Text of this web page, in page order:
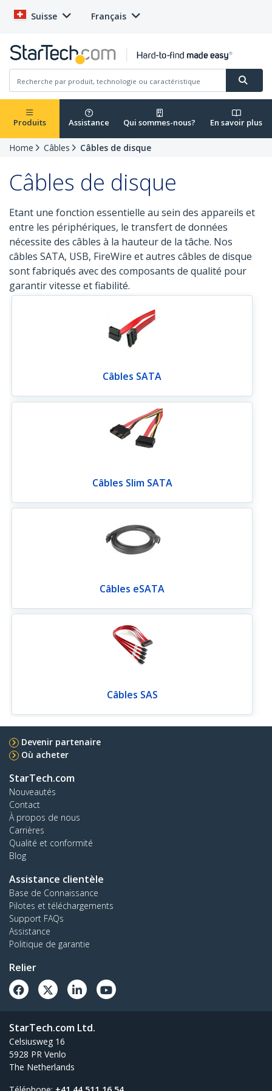
Suisse Français
Produits Assistance Qui sommes-nous? En savoir plus
Home Câbles Câbles de disque
Câbles de disque
Etant une fonction essentielle au sein des appareils et
entre les périphériques, le transfert de données
nécessite des câbles à la hauteur de la tâche. Nos
câbles SATA, USB, FireWire et autres câbles de disque
sont fabriqués avec des composants de qualité pour
garantir vitesse et fiabilité.
Câbles SATA
Câbles Slim SATA
Câbles eSATA
Câbles SAS
Devenir partenaire
Où acheter
StarTech.com
Nouveautés
Contact
À propos de nous
Carrières
Qualité et conformité
Blog
Assistance clientèle
Base de Connaissance
Pilotes et téléchargements
Support FAQs
Assistance
Politique de garantie
Relier
StarTech.com Ltd.
Celsiusweg 16
5928 PR Venlo
The Netherlands